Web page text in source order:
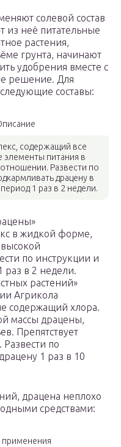
солевой состав
из неё питательные
растения,
грунта, начинают
удобрения вместе с
решение. Для
составы:
содержащий все
питания в
Развести по
драцену в
1 раз в 2 недели.
в жидкой форме,
по инструкции и
раз в 2 недели.
растений»
Агрикола
содержащий хлора.
массы драцены,
Препятствует
по
1 раз в 10
драцена неплохо
средствами: